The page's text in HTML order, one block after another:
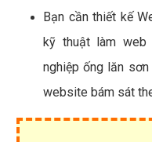
Bạn cần thiết kế
kỹ thuật làm
nghiệp ống lăn
website bám sát